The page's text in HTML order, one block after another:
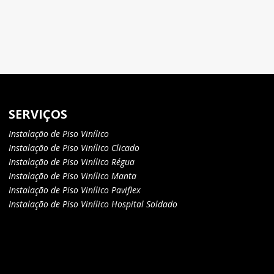
SERVIÇOS
Instalação de Piso Vinílico
Instalação de Piso Vinílico Clicado
Instalação de Piso Vinílico Régua
Instalação de Piso Vinílico Manta
Instalação de Piso Vinílico Paviflex
Instalação de Piso Vinílico Hospital Soldado